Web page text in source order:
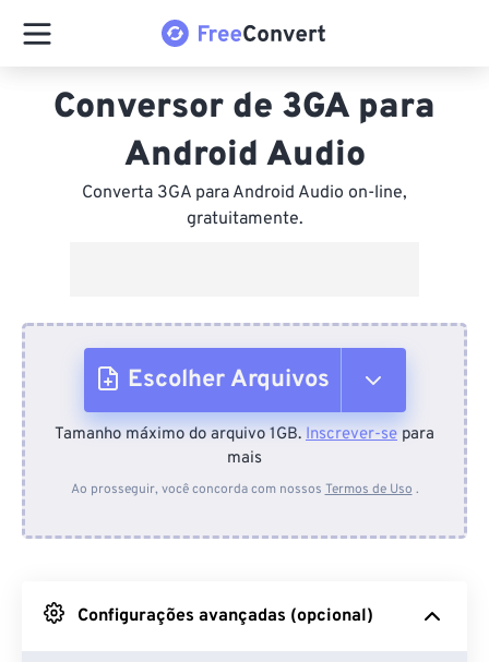
Conversor de 3GA para
Android Audio
Converta 3GA para Android Audio on-line,
gratuitamente.
Escolher Arquivos
Do dispositivo
Do Google Drive
Tamanho máximo do arquivo 1GB. Inscrever-se para
mais
Ao prosseguir, você concorda com nossos Termos de Uso .
Configurações avançadas (opcional)